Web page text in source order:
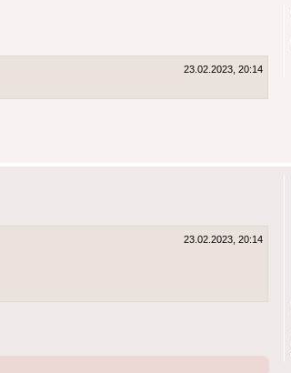
23.02.2023, 20:14
23.02.2023, 20:14